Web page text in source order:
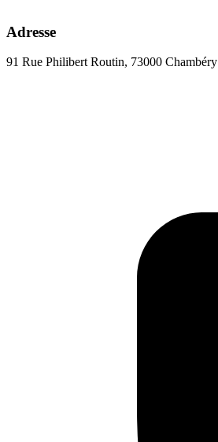
Adresse
91 Rue Philibert Routin, 73000 Chambéry